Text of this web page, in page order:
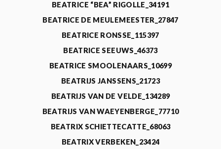
BEATRICE “BEA” RIGOLLE_34191
BEATRICE DE MEULEMEESTER_27847
BEATRICE RONSSE_115397
BEATRICE SEEUWS_46373
BEATRICE SMOOLENAARS_10699
BEATRIJS JANSSENS_21723
BEATRIJS VAN DE VELDE_134289
BEATRIJS VAN WAEYENBERGE_77710
BEATRIX SCHIETTECATTE_68063
BEATRIX VERBEKEN_23424